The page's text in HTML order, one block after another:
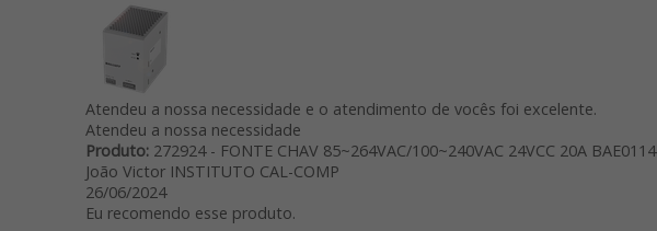
Atendeu a nossa necessidade e o atendimento de vocês foi excelente.
Atendeu a nossa necessidade
Produto:272924 - FONTE CHAV 85~264VAC/100~240VAC 24VCC 20A BAE0114
João Victor INSTITUTO CAL-COMP
26/06/2024
Eu recomendo esse produto.